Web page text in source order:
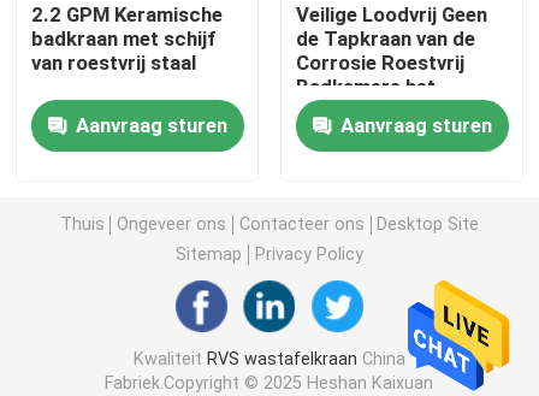
De enige Mixer van het Hefboombassin
Hete en Koude Bassinmixer
Enige Koude Bassinkraan
De Tapkraan van de schotelwas
Verborgen Tapkraan
2.2 GPM Keramische
badkraan met schijf
van roestvrij staal
Aanvraag sturen
Veilige Loodvrij Geen
de Tapkraan van de
Corrosie Roestvrij
Badkamers het
Galvaniseren Proces
Aanvraag sturen
Thuis Ongeveer ons Contacteer ons
Desktop Site
Sitemap
Privacy Policy
Kwaliteit RVS wastafelkraan China
Fabriek.Copyright © 2025 Heshan Kaixuan